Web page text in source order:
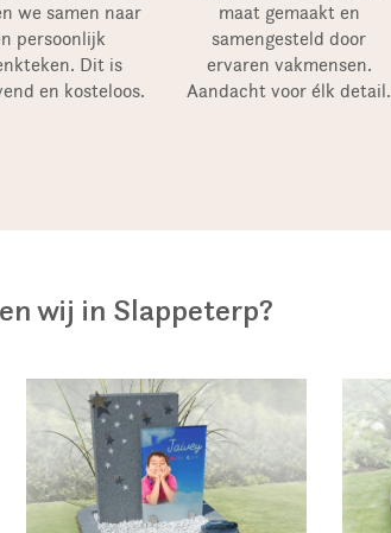
we samen naar
persoonlijk
Dit is
en kosteloos.
maat gemaakt en
samengesteld door
ervaren vakmensen.
Aandacht voor élk detail.
wij in Slappeterp?